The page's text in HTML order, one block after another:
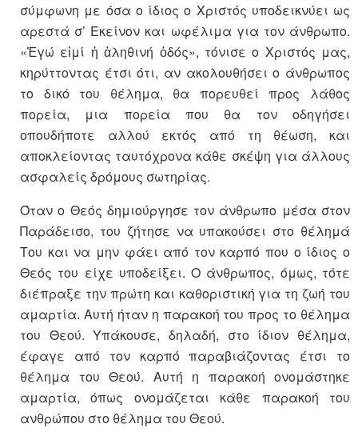
σύμφωνη με όσα ο ίδιος ο Χριστός υποδεικνύει ως
αρεστά σ’ Εκείνον και ωφέλιμα για τον άνθρωπο.
«Ἐγώ εἰμί ἡ ἀληθινή ὁδός», τόνισε ο Χριστός μας,
κηρύττοντας έτσι ότι, αν ακολουθήσει ο άνθρωπος
το δικό του θέλημα, θα πορευθεί προς λάθος
πορεία, μια πορεία που θα τον οδηγήσει
οπουδήποτε αλλού εκτός από τη θέωση, και
αποκλείοντας ταυτόχρονα κάθε σκέψη για άλλους
ασφαλείς δρόμους σωτηρίας.
Όταν ο Θεός δημιούργησε τον άνθρωπο μέσα στον
Παράδεισο, του ζήτησε να υπακούσει στο θέλημά
Του και να μην φάει από τον καρπό που ο ίδιος ο
Θεός του είχε υποδείξει. Ο άνθρωπος, όμως, τότε
διέπραξε την πρώτη και καθοριστική για τη ζωή του
αμαρτία. Αυτή ήταν η παρακοή του προς το θέλημα
του Θεού. Υπάκουσε, δηλαδή, στο ίδιον θέλημα,
έφαγε από τον καρπό παραβιάζοντας έτσι το
θέλημα του Θεού. Αυτή η παρακοή ονομάστηκε
αμαρτία, όπως ονομάζεται κάθε παρακοή του
ανθρώπου στο θέλημα του Θεού.